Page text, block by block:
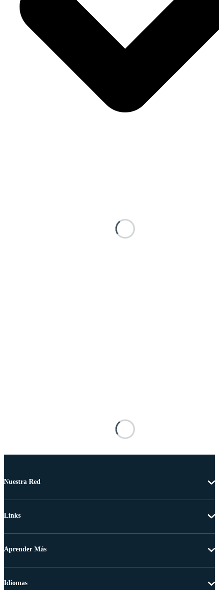
Nuestra Red
Links
Aprender Más
Idiomas